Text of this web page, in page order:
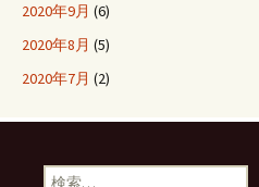
2020年9月 (6)
2020年8月 (5)
2020年7月 (2)
検